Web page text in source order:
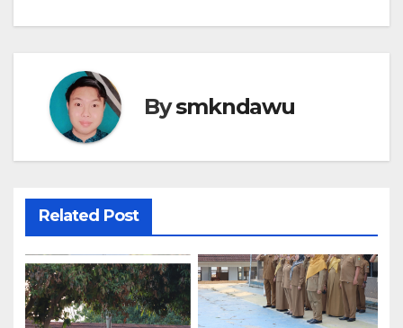
Bysmkndawu
Related Post